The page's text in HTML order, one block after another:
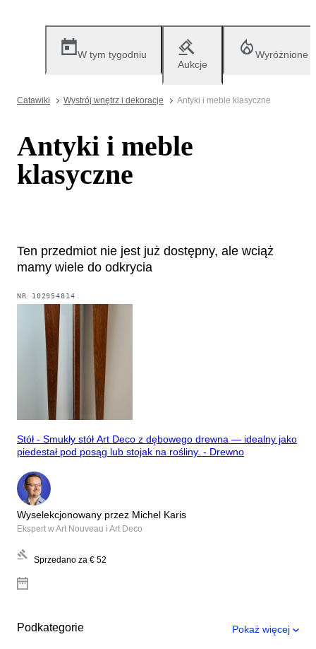
W tym tygodniu
Aukcje
Wyróżnione
Catawiki Wystrój wnętrz i dekoracje Antyki i meble klasyczne
Antyki i meble
klasyczne
Ten przedmiot nie jest już dostępny, ale wciąż
mamy wiele do odkrycia
NR 102954814
Stół - Smukły stół Art Deco z dębowego drewna — idealny jako
piedestał pod posąg lub stojak na rośliny. - Drewno
Wyselekcjonowany przez Michel Karis
Ekspert w Art Nouveau i Art Deco
Sprzedano za € 52
Podkategorie Pokaż więcej